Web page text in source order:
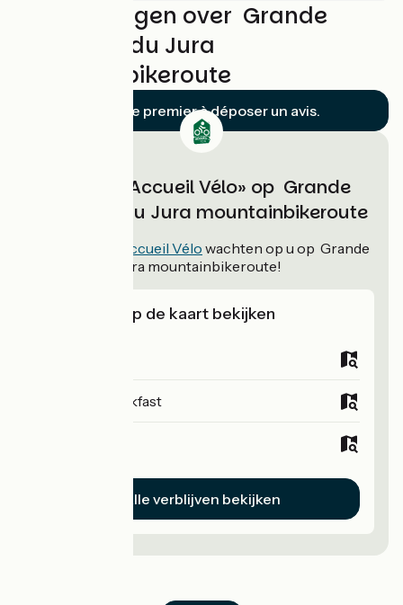
Beoordelingen over Grande
Traversée du Jura
mountainbikeroute
Soyez le premier à déposer un avis.
Verblijven «Accueil Vélo» op Grande
Traversée du Jura mountainbikeroute
Accueil Vélo wachten op u op Grande
Traversée du Jura mountainbikeroute!
Verblijven op de kaart bekijken
Bed and breakfast
Alle verblijven bekijken